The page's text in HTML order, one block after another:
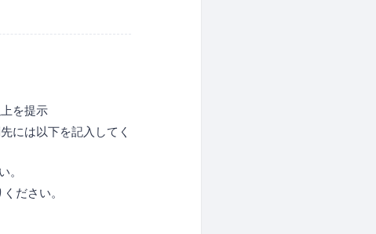
を提示
には以下を記入してく
。
ださい。